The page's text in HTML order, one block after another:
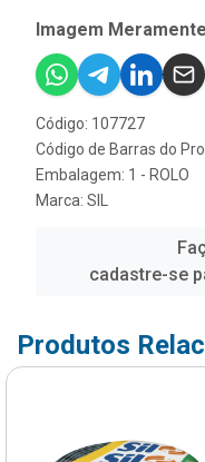
Imagem
Código: 107727
Código de Barras do
Embalagem: 1 - ROLO
Marca: SIL
cadastre-se
Produtos